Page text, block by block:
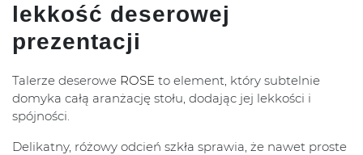
lekkość deserowej
prezentacji
Talerze deserowe ROSE to element, który subtelnie
domyka całą aranżację stołu, dodając jej lekkości i
spójności.
Delikatny, różowy odcień szkła sprawia, że nawet proste